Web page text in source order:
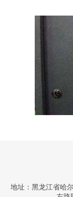
地址：黑龙江省哈